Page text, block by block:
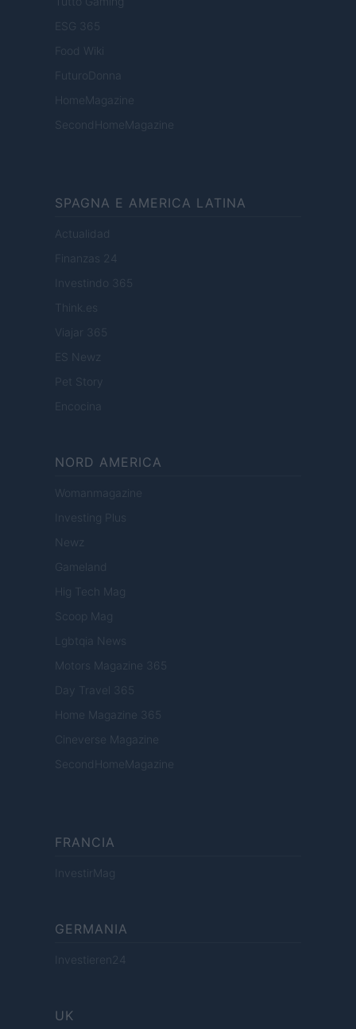
ESG 365
Food Wiki
FuturoDonna
HomeMagazine
SecondHomeMagazine
SPAGNA E AMERICA LATINA
Actualidad
Finanzas 24
Investindo 365
Think.es
Viajar 365
ES Newz
Pet Story
Encocina
NORD AMERICA
Womanmagazine
Investing Plus
Newz
Gameland
Hig Tech Mag
Scoop Mag
Lgbtqia News
Motors Magazine 365
Day Travel 365
Home Magazine 365
Cineverse Magazine
SecondHomeMagazine
FRANCIA
InvestirMag
GERMANIA
Investieren24
UK